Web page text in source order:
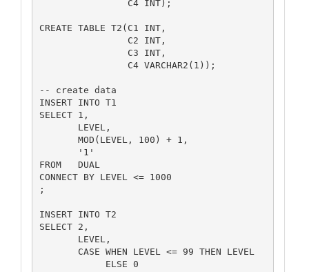
CREATE TABLE T2(C1 INT,
-- create data
INSERT INTO T1
SELECT 1,
FROM   DUAL
CONNECT BY LEVEL <= 1000
;
INSERT INTO T2
SELECT 2,